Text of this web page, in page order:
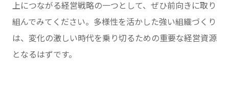
上につながる経営戦略の一つとして、ぜひ前向きに取り
組んでみてください。多様性を活かした強い組織づくり
は、変化の激しい時代を乗り切るための重要な経営資源
となるはずです。